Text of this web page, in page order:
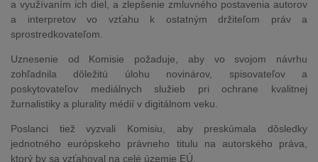
a využívaním ich diel, a zlepšenie zmluvného postavenia autorov
a interpretov vo vzťahu k ostatným držiteľom práv a
sprostredkovateľom.
Uznesenie od Komisie požaduje, aby vo svojom návrhu
zohľadnila dôležitú úlohu novinárov, spisovateľov a
poskytovateľov mediálnych služieb pri ochrane kvalitnej
žurnalistiky a plurality médií v digitálnom veku.
Poslanci tiež vyzvali Komisiu, aby preskúmala dôsledky
jednotného európskeho právneho titulu na autorského práva,
ktorý by sa vzťahoval na celé územie EÚ.